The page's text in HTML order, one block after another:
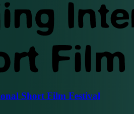
Short Film Festival